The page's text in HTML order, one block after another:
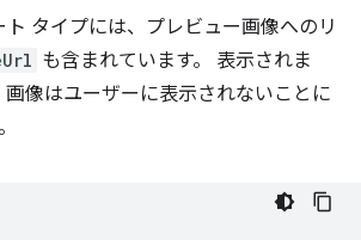
ト タイプには、プレビュー画像へのリ
も含まれています。 表示されま
画像はユーザーに表示されないことに